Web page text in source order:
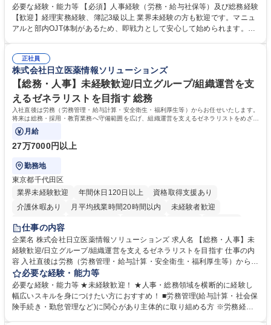
度改定などのコア業務にも挑戦できる、やりがいある環境です。 ■勤怠管
理、給与計算、社会保険手続き、年末調整等の労務管理全般 ■入退社手続
き、社内規定の改定や人事制度改定などのコア業務 ■社内イベントの企画
でも質問・相談できる環境が整っているため、安心して成長できます。 募
集職種 【森ビルG】人事・総務◆賞与5ヶ月◆年休120日◆残業少なめ◆
リモート可
必要な経験・能力等 【必須】人事経験（労務・給与社保等）及び総務経験
【歓迎】経理実務経験、簿記3級以上 業界未経験の方も歓迎です。マニュ
アルと部内OJT体制があるため、即戦力として安心して始められます。
務に挑戦できるため、自身の成長と組織への貢献度をダイレクトに実感で
きます。 残業少なめ、週1日リモート可など、ワークライフバランスを保
ち長期活躍できる環境です。 「これまでの幅広い経験を活かし、長期的な
キャリアを築きたい」という前向きな意欲と挑戦を全力で応援します。 学
歴・資格 学歴：大学院 大学 高専 短大 専修学校 高校 語学力： 資格：日商
簿記検定1級 日商簿記検定2級 日商簿記検定3級
正社員
株式会社日立医薬情報ソリューションズ
【総務・人事】未経験歓迎/日立グループ/組織運営を支
えるゼネラリストを目指す 総務
入社直後は労務（労務管理・給与計算・安全衛生・福利厚生等）からお任せいたします。
将来は総務・採用・教育業務へ守備範囲を広げ、組織運営を支えるゼネラリストをめざせ
ます。
月給
27万7000円以上
勤務地
東京都千代田区
業界未経験歓迎
年間休日120日以上
資格取得支援あり
介護休暇あり
月平均残業時間20時間以内
未経験者歓迎
住宅手当あり
育休あり
完全週休2日制 交通費支給 土日祝休み 寮・社宅あり
仕事の内容
企業名 株式会社日立医薬情報ソリューションズ 求人名 【総務・人事】未
経験歓迎/日立グループ/組織運営を支えるゼネラリストを目指す 仕事の内
容 入社直後は労務（労務管理・給与計算・安全衛生・福利厚生等）からお
任せいたします。将来は総務・採用・教育業務へ守備範囲を広げ、組織運
営を支えるゼネラリストをめざせます。 ・初期業務：労働時間管理、給与
計算、社会保険対応、福利厚生管理、安全衛生、健康経営推進等をお任せ
します。ご経験に応じて、休職者管理など、幅広く経験を積んでいただき
必要な経験・能力等
必要な経験・能力等 ★未経験歓迎！ ★人事・総務領域を横断的に経験し
幅広いスキルを身につけたい方におすすめ！ ■労務管理(給与計算・社会保
険手続き・勤怠管理など)に関心があり主体的に取り組める方 ※労務経験